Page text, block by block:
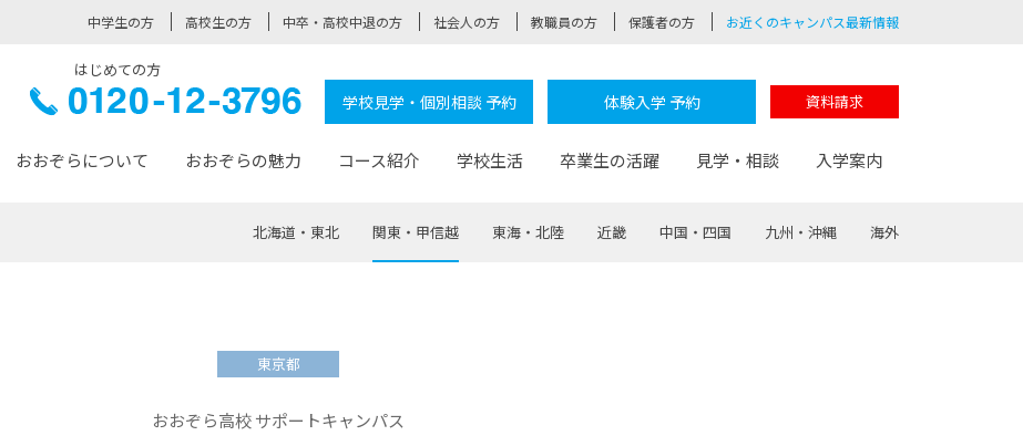
中学生の方 高校生の方 中卒・高校中退の方 社会人の方 教職員の方 保護者の方 お近くのキャンパス最新情報
おおぞら高校はじめての方
0120-学校見学・個別相談 予約 体験入学 予約 資料請求
おおぞらについて
おおぞらについて トップページ
おおぞら高校とは
おおぞらの魅力
おおぞらの魅力 トップページ
なりたい大人になるための体験
コース紹介
コース紹介 トップページ
学校生活
学校生活 トップページ
先輩の声 おおぞら100選
卒業生の活躍
卒業生の活躍 トップページ
見学・相談
見学・相談 トップページ
入学案内
入学案内 トップページ
卒業までの流れ
北海道・東北 関東・甲信越 東海・北陸 近畿 中国・四国 九州・沖縄 海外
東京都
おおぞら高校 サポートキャンパス